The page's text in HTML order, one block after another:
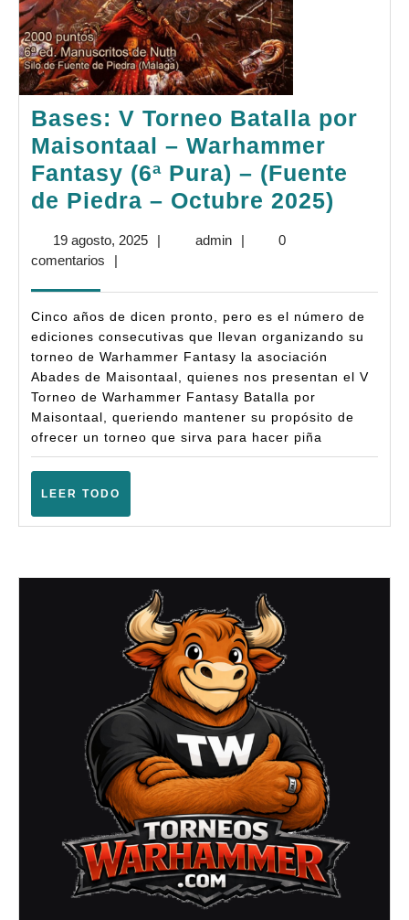
Bases: V Torneo Batalla por
Maisontaal – Warhammer
Fantasy (6ª Pura) – (Fuente
de Piedra – Octubre 2025)
por
Piedra
19 agosto, 202519| adminadmin
|
0
comentarios
|
Cinco años de dicen pronto, pero es el número de
ediciones consecutivas que llevan organizando su
torneo de Warhammer Fantasy la asociación
Abades de Maisontaal, quienes nos presentan el V
Torneo de Warhammer Fantasy Batalla por
Maisontaal, queriendo mantener su propósito de
ofrecer un torneo que sirva para hacer piña
LEER TODO